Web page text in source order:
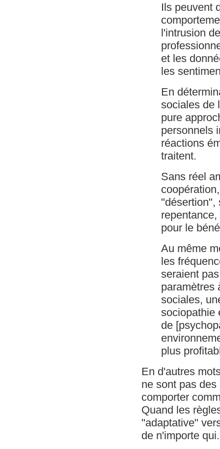
Ils peuvent
l'intrusion
et les
les
En
sociales de
pure
personnels
réactions
traitent.
Sans réel
"désertion",
pour le
Au même
les
seraient
paramètres
sociales,
sociopathie
de
plus
En d'autres
ne sont pas
comporter
Quand les
"adaptative"
de n'importe qui.